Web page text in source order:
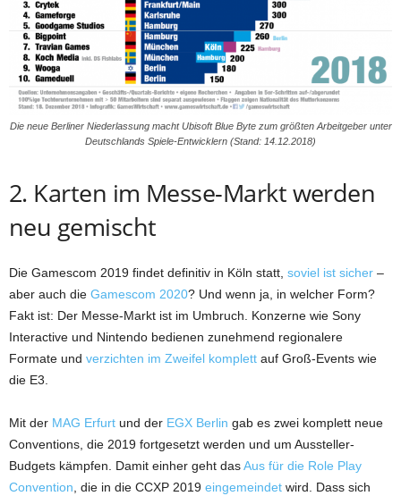
Die neue Berliner Niederlassung macht Ubisoft Blue Byte zum größten Arbeitgeber unter
Deutschlands Spiele-Entwicklern (Stand: 14.12.2018)
2. Karten im Messe-Markt werden
neu gemischt
Die Gamescom 2019 findet definitiv in Köln statt, soviel ist sicher –
aber auch die Gamescom 2020? Und wenn ja, in welcher Form?
Fakt ist: Der Messe-Markt ist im Umbruch. Konzerne wie Sony
Interactive und Nintendo bedienen zunehmend regionalere
Formate und verzichten im Zweifel komplett auf Groß-Events wie
die E3.
Mit der MAG Erfurt und der EGX Berlin gab es zwei komplett neue
Conventions, die 2019 fortgesetzt werden und um Aussteller-
Budgets kämpfen. Damit einher geht dasAus für die Role Play
Convention, die in die CCXP 2019 eingemeindet wird. Dass sich